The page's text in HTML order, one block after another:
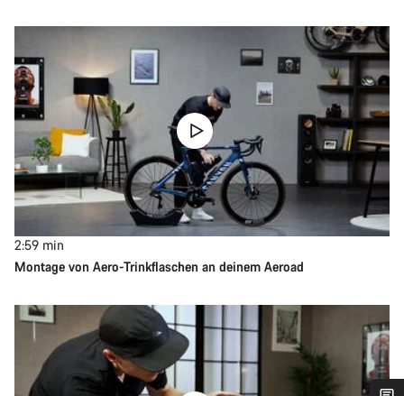
2:59 min
Montage von Aero-Trinkflaschen an deinem Aeroad